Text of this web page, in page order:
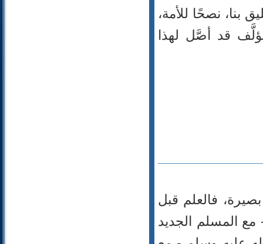
بنا، نصحًا للأمة،
قد أصَّل لهذا
فالعلم قبل
المسلم الجديد